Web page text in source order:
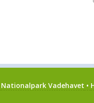
Nationalpark Vadehavet •